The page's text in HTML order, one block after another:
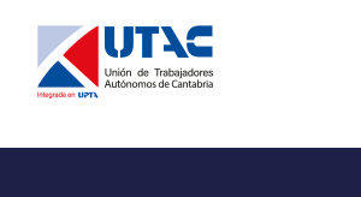
contenido